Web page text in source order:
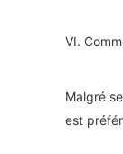
VI.
Malgré
est